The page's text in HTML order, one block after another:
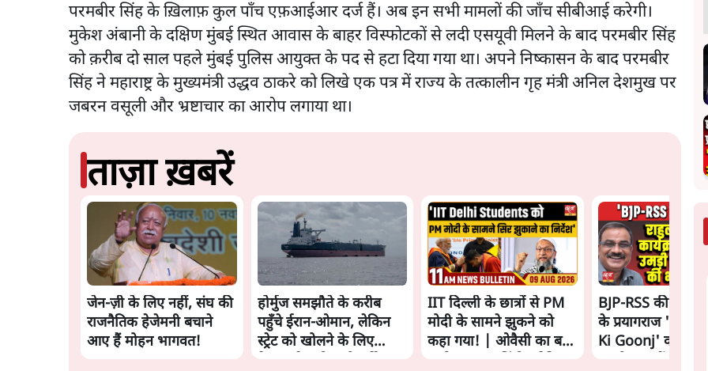
परमबीर सिंह के ख़िलाफ़ कुल पाँच एफ़आईआर दर्ज हैं। अब इन सभी मामलों की जाँच सीबीआई करेगी।
मुकेश अंबानी के दक्षिण मुंबई स्थित आवास के बाहर विस्फोटकों से लदी एसयूवी मिलने के बाद परमबीर सिंह
को क़रीब दो साल पहले मुंबई पुलिस आयुक्त के पद से हटा दिया गया था। अपने निष्कासन के बाद परमबीर
सिंह ने महाराष्ट्र के मुख्यमंत्री उद्धव ठाकरे को लिखे एक पत्र में राज्य के तत्कालीन गृह मंत्री अनिल देशमुख पर
जबरन वसूली और भ्रष्टाचार का आरोप लगाया था।
ताज़ा ख़बरें
जेन-ज़ी के लिए नहीं, संघ की
राजनैतिक हेजेमनी बचाने
आए हैं मोहन भागवत!
होर्मुज समझौते के करीब
पहुँचे ईरान-ओमान, लेकिन
स्ट्रेट को खोलने के लिए
IIT दिल्ली के छात्रों से PM
मोदी के सामने झुकने को
कहा गया! | ओवैसी का बड़ा
BJP-RSS की वजह
के प्रयागराज
Ki Goonj'
उमड़ी युवाओं की